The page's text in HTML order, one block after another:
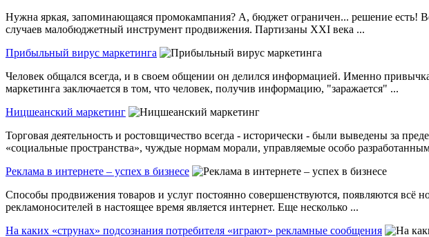
Нужна яркая, запоминающаяся промокампания? А, бюджет ограничен... решение есть!
случаев малобюджетный инструмент продвижения. Партизаны XXI века ...
Прибыльный вирус маркетинга
Человек общался всегда, и в своем общении он делился информацией. Именно
маркетинга заключается в том, что человек, получив информацию, "заражается" ...
Ницшеанский маркетинг
Торговая деятельность и ростовщичество всегда - исторически - были выведены за
«социальные пространства», чуждые нормам морали, управляемые особо
Реклама в интернете – успех в бизнесе
Способы продвижения товаров и услуг постоянно совершенствуются, появляются
рекламоносителей в настоящее время является интернет. Еще несколько ...
На каких «струнах» подсознания потребителя «играют» рекламные сообщения